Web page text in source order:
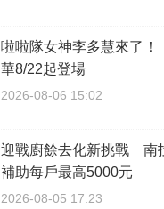
啦啦隊女神李多慧來了
華8/22起登場
2026-08-06 15:02
迎戰廚餘去化新挑戰 南
補助每戶最高5000元
2026-08-05 17:23